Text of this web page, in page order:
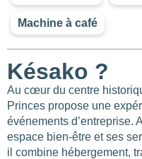
Machine à café
Késako ?
Au cœur du centre
Princes propose une
événements d’entreprise.
espace bien-être et ses
il combine hébergement,